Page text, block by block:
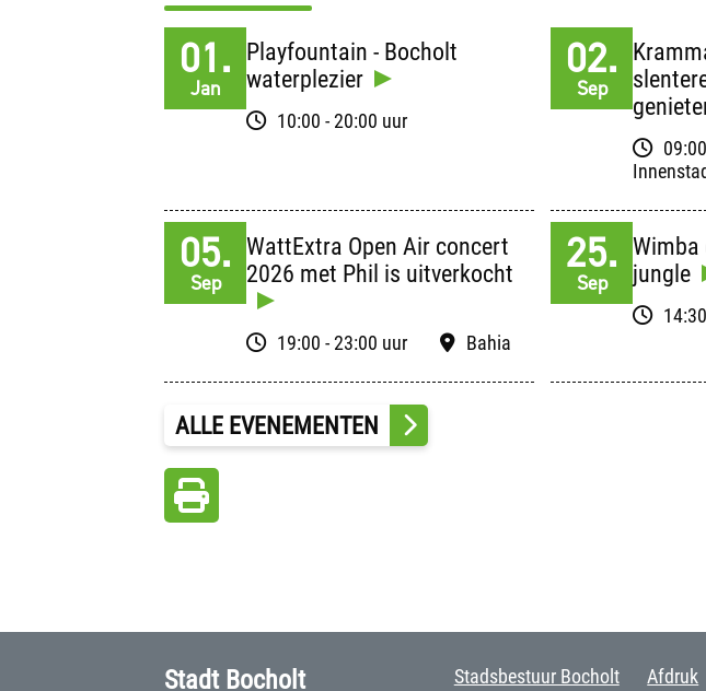
01.
Jan
Playfountain - Bocholt
waterplezier
10:00 - 20:00 uur
02.
Sep
05.
Sep
WattExtra Open Air concert
2026 met Phil is uitverkocht
19:00 - 23:00 uur Bahia
25.
Sep
Wimba
jungle
ALLE EVENEMENTEN
Stadt Bocholt
Stadsbestuur Bocholt
Afdruk